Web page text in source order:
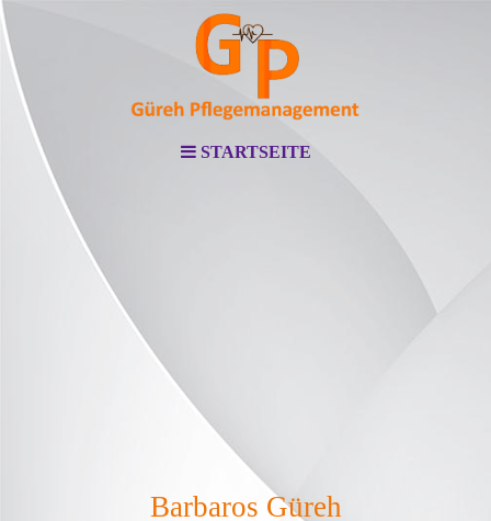
STARTSEITE
Barbaros Güreh